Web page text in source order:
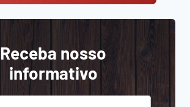
Receba nosso
informativo